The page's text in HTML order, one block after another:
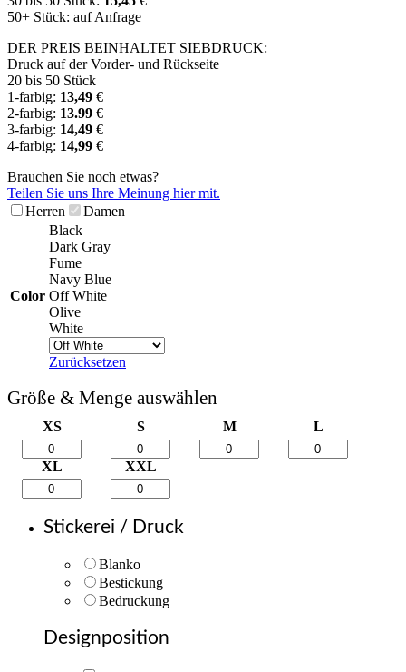
50+ Stück: auf Anfrage
DER PREIS BEINHALTET SIEBDRUCK:
Druck auf der Vorder- und Rückseite
20 bis 50 Stück
1-farbig: 13,49 €
2-farbig: 13.99 €
3-farbig: 14,49 €
4-farbig: 14,99 €
Brauchen Sie noch etwas?
Teilen Sie uns Ihre Meinung hier mit.
Herren
Damen
Color
Black
Dark Gray
Fume
Navy Blue
Off White
Olive
White
Zurücksetzen
Größe & Menge auswählen
XS S M L
XL XXL
Stickerei / Druck
Blanko
Bestickung
Bedruckung
Designposition